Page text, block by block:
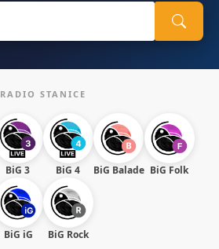
RADIO STANICE
BiG 3 BiG 4 BiG Balade BiG Folk
BiG iG BiG Rock